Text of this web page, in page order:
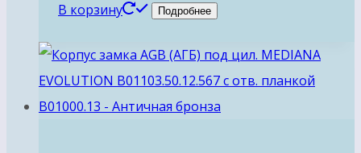
В корзину Подробнее